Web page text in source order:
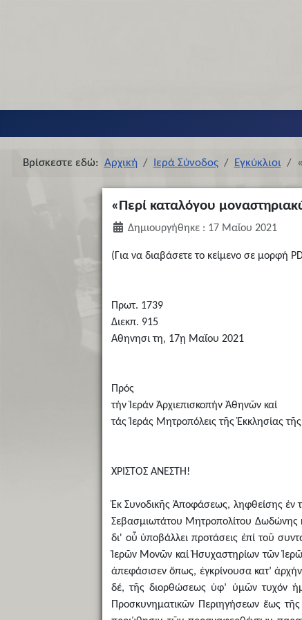
Βρίσκεστε εδώ: Αρχική Ιερά Σύνοδος Εγκύκλιοι
«Περί καταλόγου
Δημιουργήθηκε : 17 Μαΐου 2021
(Για να διαβάσετε το κείμενο σε μορφή
Πρωτ. 1739
Διεκπ. 915
Αθηνησι τη‚ 17ῃ Μαΐου 2021
Πρός
τήν Ἱεράν Ἀρχιεπισκοπήν Ἀθηνῶν καί
τάς Ἱεράς Μητροπόλεις τῆς Ἐκκλησίας
ΧΡΙΣΤΟΣ ΑΝΕΣΤΗ!
Ἐκ Συνοδικῆς Ἀποφάσεως, ληφθείσης ἐν
Σεβασμιωτάτου Μητροπολίτου Δωδώνης
δι' οὗ ὑποβάλλει προτάσεις ἐπί τοῦ
Ἱερῶν Μονῶν καί Ἡσυχαστηρίων τῶν
ἀπεφάσισεν ὅπως, ἐγκρίνουσα κατ’
δέ, τῆς διορθώσεως ὑφ’ ὑμῶν τυχόν
Προσκυνηματικῶν Περιηγήσεων ἕως